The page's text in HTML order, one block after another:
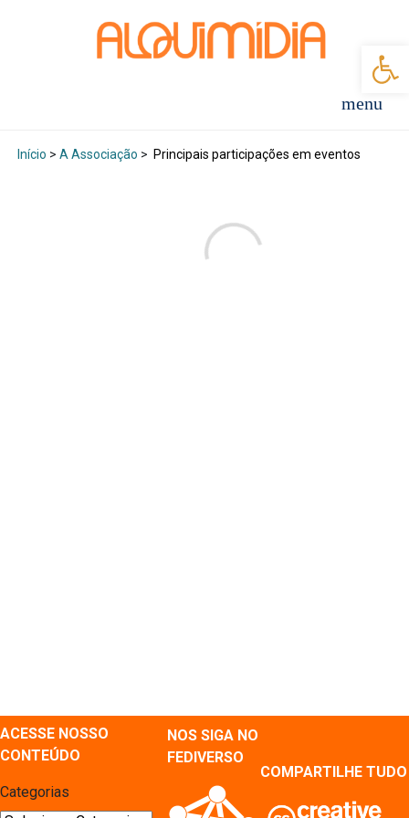
Início > A Associação > Principais participações em eventos
ACESSE NOSSO
CONTEÚDO
Categorias
NOS SIGA NO
FEDIVERSO
COMPARTILHE TUDO